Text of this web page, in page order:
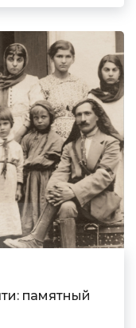
памятный